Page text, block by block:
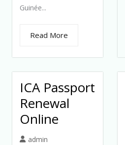
Guinée...
Read More
ICA Passport
Renewal
Online
admin